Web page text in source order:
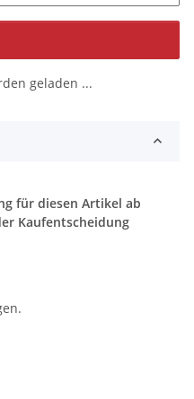
geladen ...
für diesen Artikel ab
Kaufentscheidung